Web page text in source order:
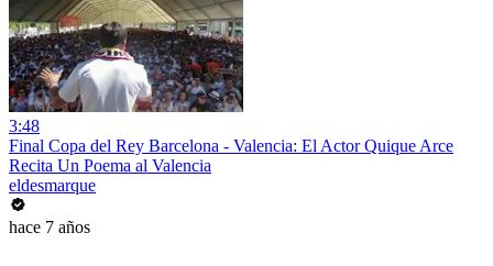
3:48
Final Copa del Rey Barcelona - Valencia: El Actor Quique Arce
Recita Un Poema al Valencia
eldesmarque
hace 7 años